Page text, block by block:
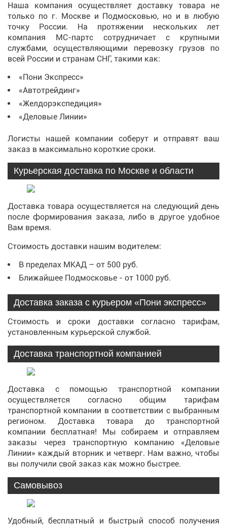
Наша компания осуществляет доставку товара не
только по г. Москве и Подмосковью, но и в любую
точку России. На протяжении нескольких лет
компания МС-партс сотрудничает с крупными
службами, осуществляющими перевозку грузов по
всей России и странам СНГ, такими как:
«Пони Экспресс»
«Автотрейдинг»
«Желдорэкспедиция»
«Деловые Линии»
Логисты нашей компании соберут и отправят ваш
заказ в максимально короткие сроки.
Курьерская доставка по Москве и области
Доставка товара осуществляется на следующий день
после формирования заказа, либо в другое удобное
Вам время.
Стоимость доставки нашим водителем:
В пределах МКАД – от 500 руб.
Ближайшее Подмосковье - от 1000 руб.
Доставка заказа с курьером «Пони экспресс»
Стоимость и сроки доставки согласно тарифам,
установленным курьерской службой.
Доставка транспортной компанией
Доставка с помощью транспортной компании
осуществляется согласно общим тарифам
транспортной компании в соответствии с выбранным
регионом. Доставка товара до транспортной
компании бесплатная! Мы собираем и отправляем
заказы через транспортную компанию «Деловые
Линии» каждый вторник и четверг. Нам важно, чтобы
вы получили свой заказ как можно быстрее.
Самовывоз
Удобный, бесплатный и быстрый способ получения